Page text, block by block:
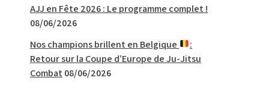
AJJ en Fête 2026 : Le programme complet !
08/06/2026
Nos champions brillent en Belgique
:
Retour sur la Coupe d’Europe de Ju-Jitsu
Combat 08/06/2026